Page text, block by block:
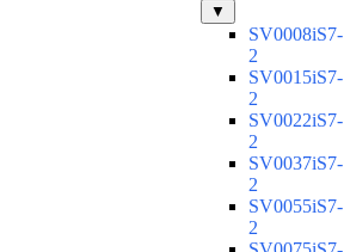
▼
SV0008iS7-
2
SV0015iS7-
2
SV0022iS7-
2
SV0037iS7-
2
SV0055iS7-
2